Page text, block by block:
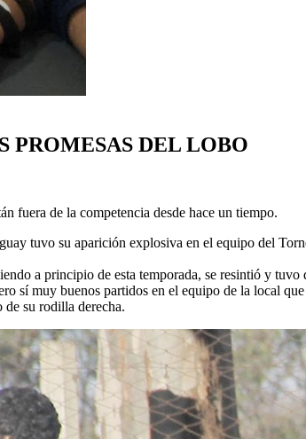
PROMESAS DEL LOBO
fuera de la competencia desde hace un tiempo.
tuvo su aparición explosiva en el equipo del
a principio de esta temporada, se resintió y tuvo
sí muy buenos partidos en el equipo de la local
su rodilla derecha.